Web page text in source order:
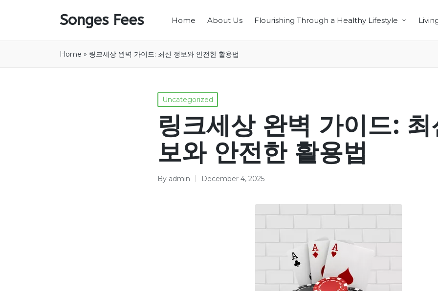
Songes Fees Home About Us Flourishing Through a Healthy Lifestyle
Home » 링크세상 완벽 가이드: 최신 정보와 안전한 활용법
Posted
in
Uncategorized
링크세상 완벽 가이드: 최
보와 안전한 활용법
Posted
By admin December 4, 2025